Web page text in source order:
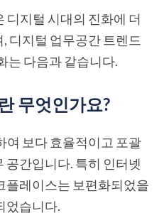
디지털 시대의 진화에 더
디지털 업무공간 트렌드
는 다음과 같습니다.
무엇인가요?
여 보다 효율적이고 포괄
공간입니다. 특히 인터넷
플레이스는 보편화되었을
었습니다.